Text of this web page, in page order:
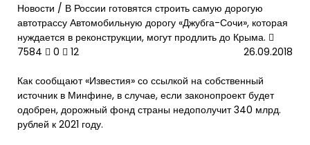
Новости / В России готовятся строить самую дорогую
автотрассу Автомобильную дорогу «Джубга-Сочи», которая
нуждается в реконструкции, могут продлить до Крыма.
7584
0 12 26.09.2018
Как сообщают «Известия» со ссылкой на собственный
источник в Минфине, в случае, если законопроект будет
одобрен, дорожный фонд страны недополучит 340 млрд.
рублей к 2021 году.